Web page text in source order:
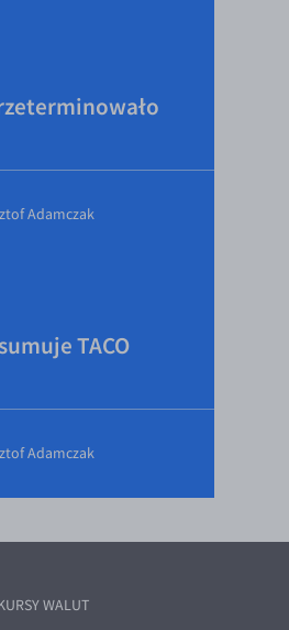
Adamczak
TACO
Adamczak
WALUT